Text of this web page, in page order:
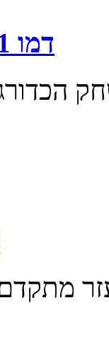
פיפא FIFA 2011 דמו